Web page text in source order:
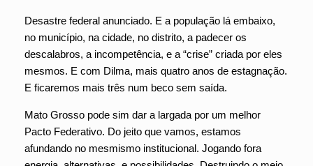
Desastre federal anunciado. E a população lá embaixo,
no município, na cidade, no distrito, a padecer os
descalabros, a incompetência, e a “crise” criada por eles
mesmos. E com Dilma, mais quatro anos de estagnação.
E ficaremos mais três num beco sem saída.
Mato Grosso pode sim dar a largada por um melhor
Pacto Federativo. Do jeito que vamos, estamos
afundando no mesmismo institucional. Jogando fora